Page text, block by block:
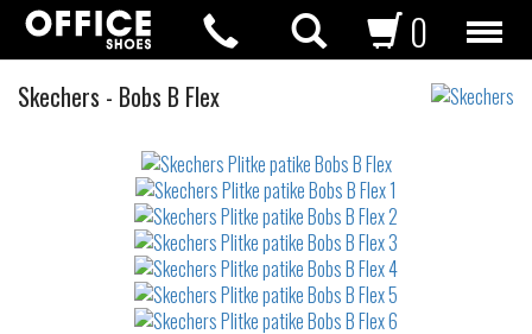
0
Skechers Plitke
- Bobs B Flex